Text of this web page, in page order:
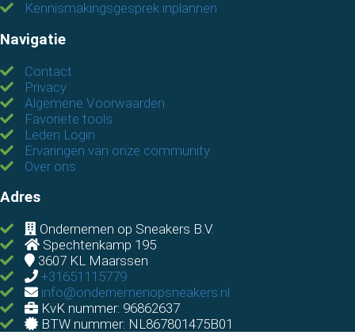
Kennismakingsgesprek inplannen
Navigatie
Contact
Privacy
Algemene Voorwaarden
Favoriete tools
Leden Login
Ervaringen van onze community
Over ons
Adres
Ondernemen op Sneakers B.V.
Spechtenkamp 195
3607 KL Maarssen
+31651115779
info@ondernemenopsneakers.nl
KvK nummer: 96862637
BTW nummer: NL867801475B01